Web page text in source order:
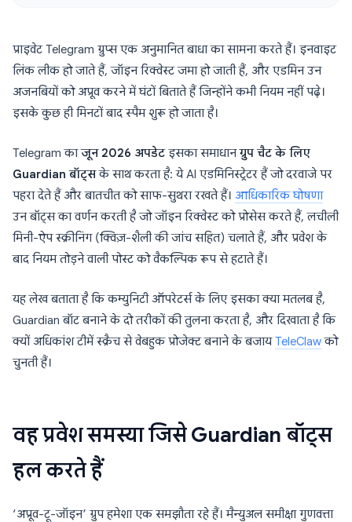
प्राइवेट Telegram ग्रुप्स एक अनुमानित बाधा का सामना करते हैं। इनवाइट
लिंक लीक हो जाते हैं, जॉइन रिक्वेस्ट जमा हो जाती हैं, और एडमिन उन
अजनबियों को अप्रूव करने में घंटों बिताते हैं जिन्होंने कभी नियम नहीं पढ़े।
इसके कुछ ही मिनटों बाद स्पैम शुरू हो जाता है।
Telegram काजून 2026 अपडेटइसका समाधानग्रुप चैट के लिए
Guardian बॉट्सके साथ करता है: ये AI एडमिनिस्ट्रेटर हैं जो दरवाजे पर
पहरा देते हैं और बातचीत को साफ-सुथरा रखते हैं। आधिकारिक घोषणा
उन बॉट्स का वर्णन करती है जो जॉइन रिक्वेस्ट को प्रोसेस करते हैं, लचीली
मिनी-ऐप स्क्रीनिंग (क्विज़-शैली की जांच सहित) चलाते हैं, और प्रवेश के
बाद नियम तोड़ने वाली पोस्ट को वैकल्पिक रूप से हटाते हैं।
यह लेख बताता है कि कम्युनिटी ऑपरेटर्स के लिए इसका क्या मतलब है,
Guardian बॉट बनाने के दो तरीकों की तुलना करता है, और दिखाता है कि
क्यों अधिकांश टीमें स्क्रैच से वेबहुक प्रोजेक्ट बनाने के बजायTeleClawको
चुनती हैं।
वह प्रवेश समस्या जिसे Guardian बॉट्स
हल करते हैं
‘अप्रूव-टू-जॉइन’ ग्रुप हमेशा एक समझौता रहे हैं। मैन्युअल समीक्षा गुणवत्ता